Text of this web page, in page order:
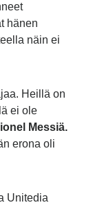
hänen
näin ei
Heillä on
ei ole
Messiä.
erona oli
Unitedia